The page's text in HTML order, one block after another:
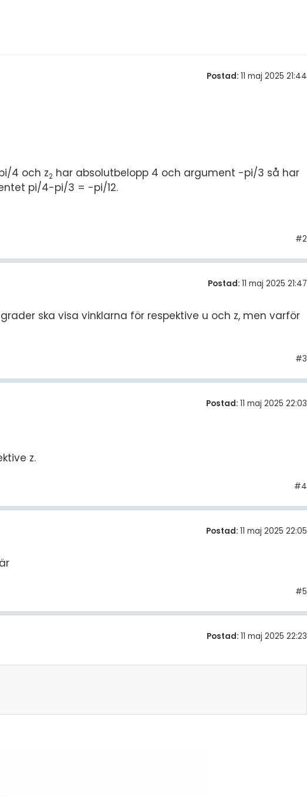
Postad: 11 maj 2025 21:44
4 och z2 har absolutbelopp 4 och argument -pi/3 så har
pi/4-pi/3 = -pi/12.
#2
Postad: 11 maj 2025 21:47
ska visa vinklarna för respektive u och z, men varför
#3
Postad: 11 maj 2025 22:03
z.
#4
Postad: 11 maj 2025 22:05
#5
Postad: 11 maj 2025 22:23